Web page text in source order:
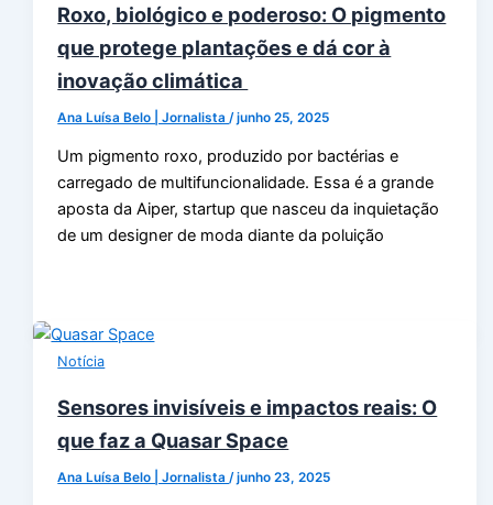
Roxo, biológico e poderoso: O pigmento
que protege plantações e dá cor à
inovação climática
Ana Luísa Belo | Jornalista /junho 25, 2025
Um pigmento roxo, produzido por bactérias e
carregado de multifuncionalidade. Essa é a grande
aposta da Aiper, startup que nasceu da inquietação
de um designer de moda diante da poluição
Notícia
Sensores invisíveis e impactos reais: O
que faz a Quasar Space
Ana Luísa Belo | Jornalista/junho 23, 2025